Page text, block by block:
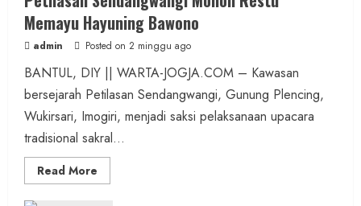
Memayu Hayuning Bawono
admin Posted on 2 minggu ago
BANTUL, DIY || WARTA-JOGJA.COM – Kawasan
bersejarah Petilasan Sendangwangi, Gunung Plencing,
Wukirsari, Imogiri, menjadi saksi pelaksanaan upacara
tradisional sakral...
Read More
more